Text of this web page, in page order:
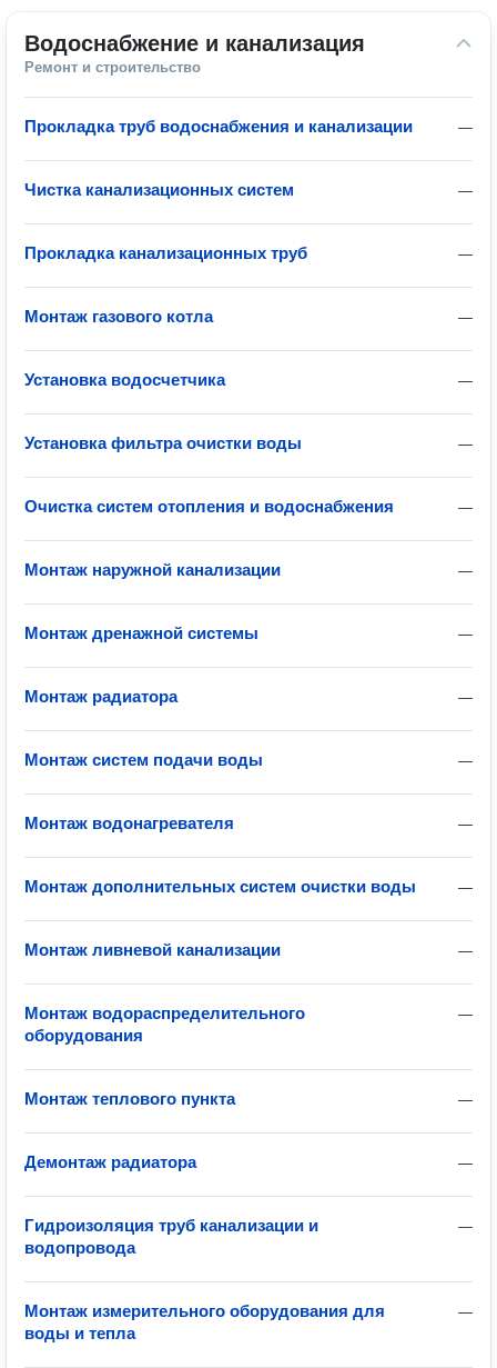
Водоснабжение и канализация
Ремонт и строительство
—
Прокладка труб водоснабжения и канализации
—
Чистка канализационных систем
—
Прокладка канализационных труб
—
Монтаж газового котла
—
Установка водосчетчика
—
Установка фильтра очистки воды
—
Очистка систем отопления и водоснабжения
—
Монтаж наружной канализации
—
Монтаж дренажной системы
—
Монтаж радиатора
—
Монтаж систем подачи воды
—
Монтаж водонагревателя
—
Монтаж дополнительных систем очистки воды
—
Монтаж ливневой канализации
—
Монтаж водораспределительного
оборудования
—
Монтаж теплового пункта
—
Демонтаж радиатора
—
Гидроизоляция труб канализации и
водопровода
—
Монтаж измерительного оборудования для
воды и тепла